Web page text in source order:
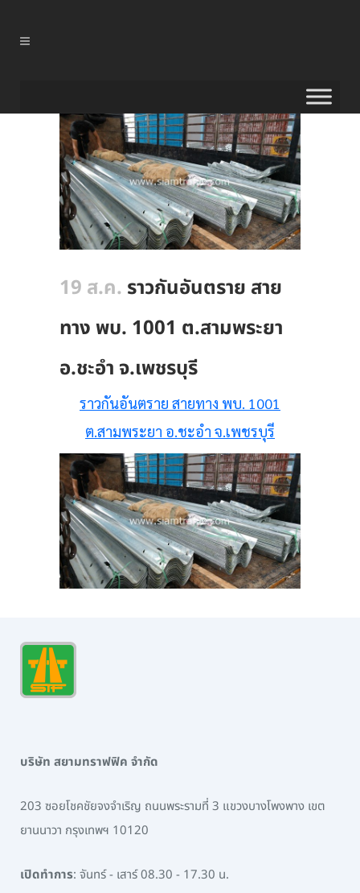
19 ส.ค. ราวกันอันตราย สาย
ทาง พบ. 1001 ต.สามพระยา
อ.ชะอำ จ.เพชรบุรี
ราวกันอันตราย สายทาง พบ. 1001
ต.สามพระยา อ.ชะอำ จ.เพชรบุรี
บริษัท สยามทราฟฟิค จำกัด
203 ซอยโชคชัยจงจำเริญ ถนนพระรามที่ 3 แขวงบางโพงพาง เขต
ยานนาวา กรุงเทพฯ 10120
เปิดทำการ: จันทร์ - เสาร์ 08.30 - 17.30 น.